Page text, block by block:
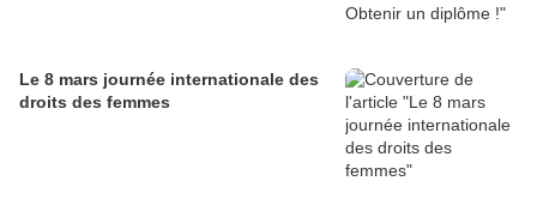
Le 8 mars journée internationale des
droits des femmes